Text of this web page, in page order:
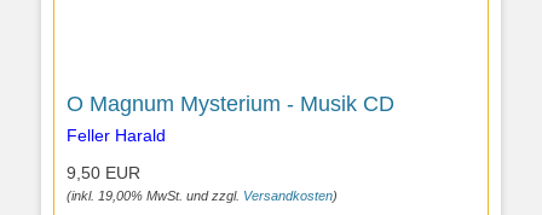
O Magnum Mysterium - Musik CD
Feller Harald
9,50 EUR
(inkl. 19,00% MwSt. und zzgl. Versandkosten)